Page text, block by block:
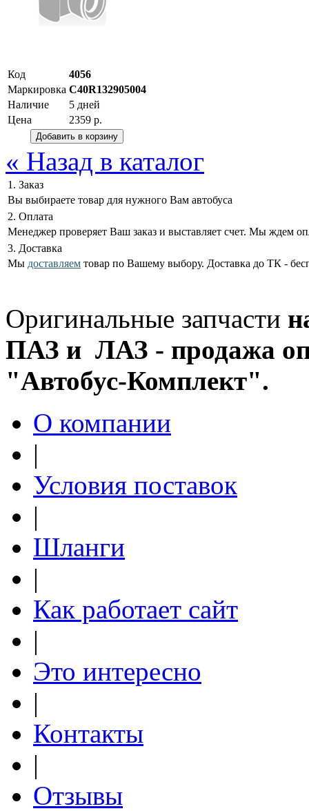
Код
4056
Маркировка C40R132905004
Наличие
5 дней
Цена
2359 р.
« Назад в каталог
1. Заказ
Вы выбираете товар для нужного Вам автобуса
2. Оплата
Менеджер проверяет Ваш заказ и выставляет счет. Мы ждем
3. Доставка
Мы доставляем товар по Вашему выбору. Доставка до ТК -
Оригинальные запчасти
ПАЗ и ЛАЗ - продажа
"Автобус-Комплект".
О компании
|
Условия поставок
|
Шланги
|
Как работает сайт
|
Это интересно
|
Контакты
|
Отзывы